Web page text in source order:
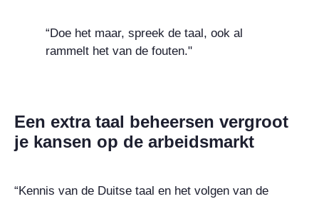
“Doe het maar, spreek de taal, ook al
rammelt het van de fouten."
Een extra taal beheersen vergroot
je kansen op de arbeidsmarkt
“Kennis van de Duitse taal en het volgen van de